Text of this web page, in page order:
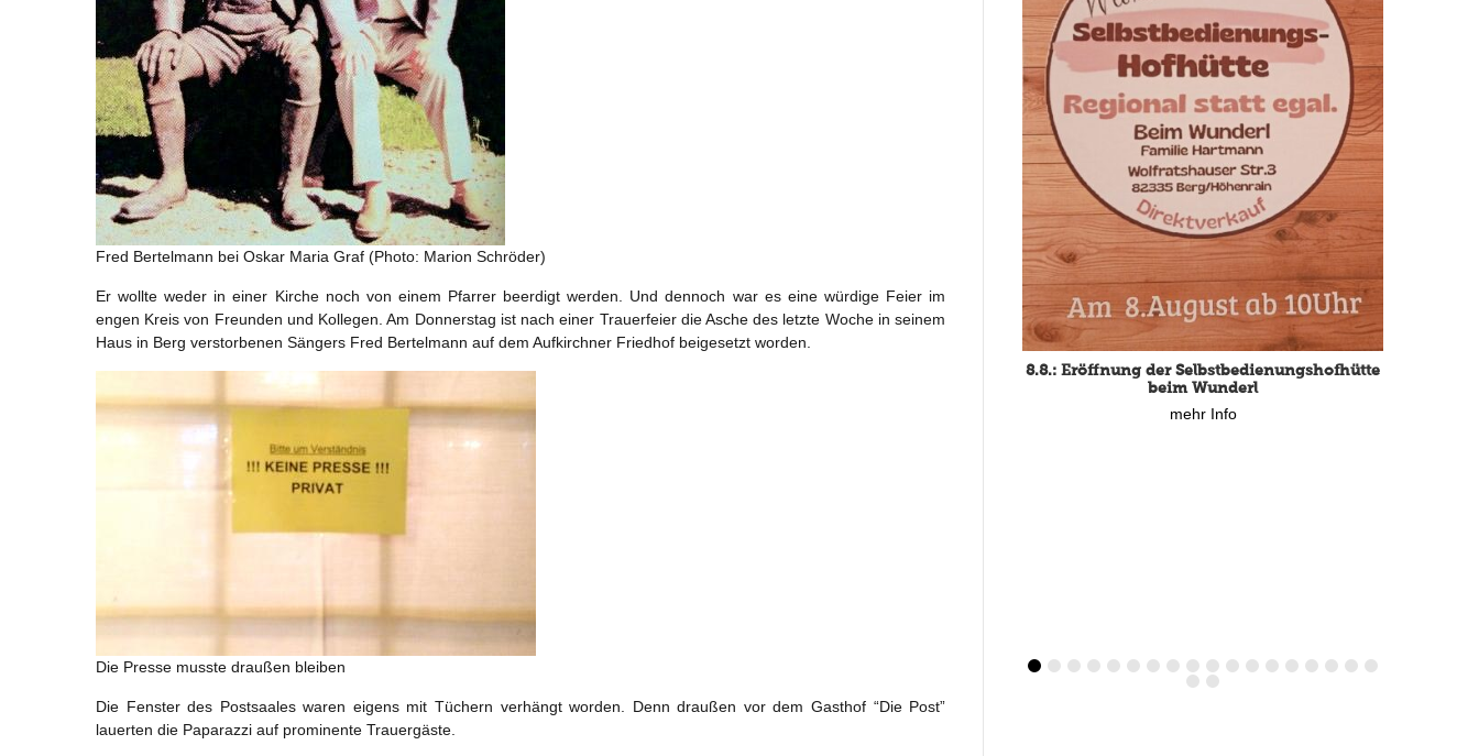
Fred Bertelmann bei Oskar Maria Graf (Photo: Marion Schröder)
Er wollte weder in einer Kirche noch von einem Pfarrer beerdigt werden. Und dennoch war es eine würdige Feier im
engen Kreis von Freunden und Kollegen. Am Donnerstag ist nach einer Trauerfeier die Asche des letzte Woche in seinem
Haus in Berg verstorbenen Sängers Fred Bertelmann auf dem Aufkirchner Friedhof beigesetzt worden.
Die Presse musste draußen bleiben
Die Fenster des Postsaales waren eigens mit Tüchern verhängt worden. Denn draußen vor dem Gasthof “Die Post”
lauerten die Paparazzi auf prominente Trauergäste.
8.8.: Eröffnung der Selbstbedienungshofhütte
beim Wunderl
mehr Info